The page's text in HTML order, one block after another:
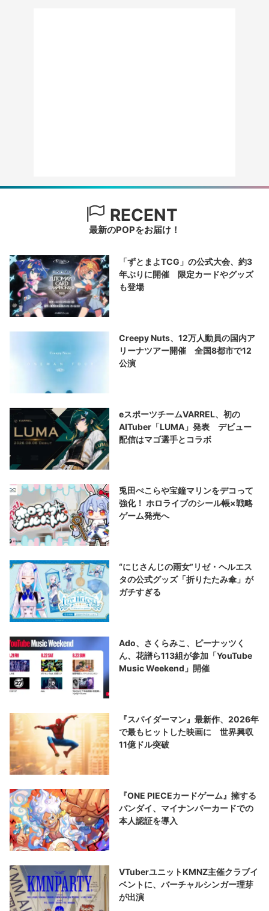
RECENT
最新のPOPをお届け！
「ずとまよTCG」の公式大会、約3
年ぶりに開催 限定カードやグッズ
も登場
Creepy Nuts、12万人動員の国内ア
リーナツアー開催 全国8都市で12
公演
eスポーツチームVARREL、初の
AITuber「LUMA」発表 デビュー
配信はマゴ選手とコラボ
兎田ぺこらや宝鐘マリンをデコって
強化！ ホロライブのシール帳×戦略
ゲーム発売へ
“にじさんじの雨女”リゼ・ヘルエス
タの公式グッズ「折りたたみ傘」が
ガチすぎる
Ado、さくらみこ、ピーナッツく
ん、花譜ら113組が参加「YouTube
Music Weekend」開催
『スパイダーマン』最新作、2026年
で最もヒットした映画に 世界興収
11億ドル突破
『ONE PIECEカードゲーム』擁する
バンダイ、マイナンバーカードでの
本人認証を導入
VTuberユニットKMNZ主催クラブイ
ベントに、バーチャルシンガー理芽
が出演